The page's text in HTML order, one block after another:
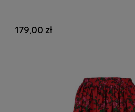
179,00 zł